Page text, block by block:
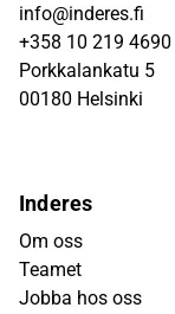
info@inderes.fi
+358 10 219 4690
Porkkalankatu 5
00180 Helsinki
Inderes
Om oss
Teamet
Jobba hos oss